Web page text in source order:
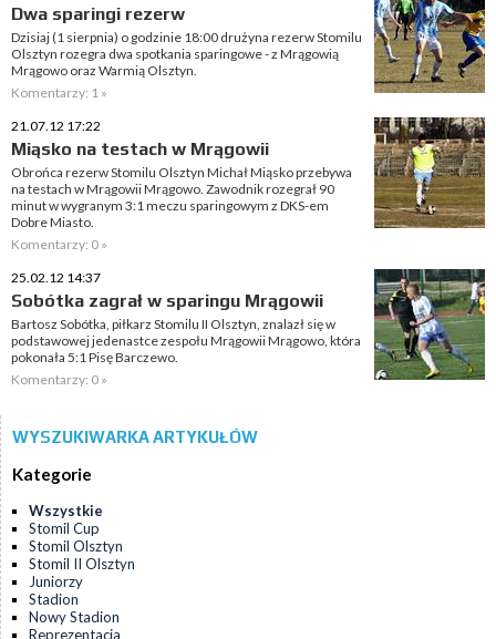
Dwa sparingi rezerw
Dzisiaj (1 sierpnia) o godzinie 18:00 drużyna rezerw Stomilu
Olsztyn rozegra dwa spotkania sparingowe - z Mrągowią
Mrągowo oraz Warmią Olsztyn.
Komentarzy: 1 »
21.07.12 17:22
Miąsko na testach w Mrągowii
Obrońca rezerw Stomilu Olsztyn Michał Miąsko przebywa
na testach w Mrągowii Mrągowo. Zawodnik rozegrał 90
minut w wygranym 3:1 meczu sparingowym z DKS-em
Dobre Miasto.
Komentarzy: 0 »
25.02.12 14:37
Sobótka zagrał w sparingu Mrągowii
Bartosz Sobótka, piłkarz Stomilu II Olsztyn, znalazł się w
podstawowej jedenastce zespołu Mrągowii Mrągowo, która
pokonała 5:1 Pisę Barczewo.
Komentarzy: 0 »
WYSZUKIWARKA ARTYKUŁÓW
Kategorie
Wszystkie
Stomil Cup
Stomil Olsztyn
Stomil II Olsztyn
Juniorzy
Stadion
Nowy Stadion
Reprezentacja